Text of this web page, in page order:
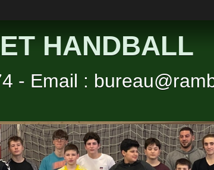
HANDBALL
- Email :